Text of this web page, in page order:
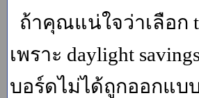
ถ้าคุณแน่ใจว่าเลือก
เพราะ daylight
บอร์ดไม่ได้ถูกออกแบ